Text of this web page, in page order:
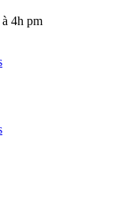
4h pm